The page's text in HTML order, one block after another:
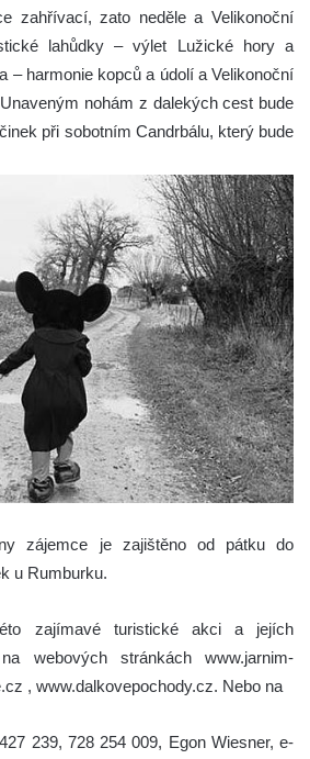
zahřívací, zato neděle a Velikonoční
lahůdky – výlet Lužické hory a
– harmonie kopců a údolí a Velikonoční
nohám z dalekých cest bude
při sobotním Candrbálu, který bude
zájemce je zajištěno od pátku do
u Rumburku.
zajímavé turistické akci a jejích
webových stránkách www.jarnim-
, www.dalkovepochody.cz. Nebo na
239, 728 254 009, Egon Wiesner, e-